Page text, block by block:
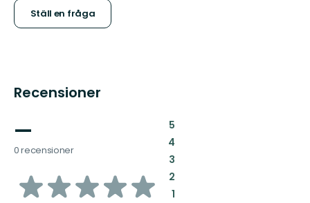
Ställ en fråga
Recensioner
—
0 recensioner
av
5:
4:
3:
2:
1: